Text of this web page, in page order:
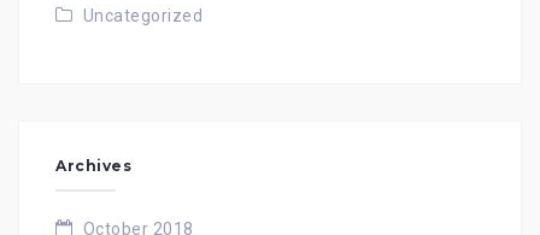
Uncategorized
Archives
October 2018